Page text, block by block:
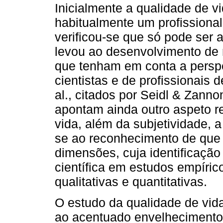
Inicialmente a qualidade de
habitualmente um
verificou-se que só pode ser
levou ao desenvolvimento
que tenham em conta a
cientistas e de profissionais
al., citados por Seidl &
apontam ainda outro aspeto
vida, além da subjetividade,
se ao reconhecimento de
dimensões, cuja
científica em estudos
qualitativas e quantitativas.
O estudo da qualidade de
ao acentuado